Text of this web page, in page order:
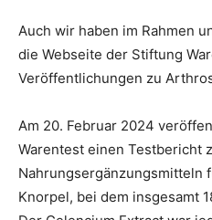
Auch wir haben im Rahmen
die Webseite der Stiftung
Veröffentlichungen zu
Am 20. Februar 2024
Warentest einen Testbericht
Nahrungsergänzungsmitteln
Knorpel, bei dem insgesamt